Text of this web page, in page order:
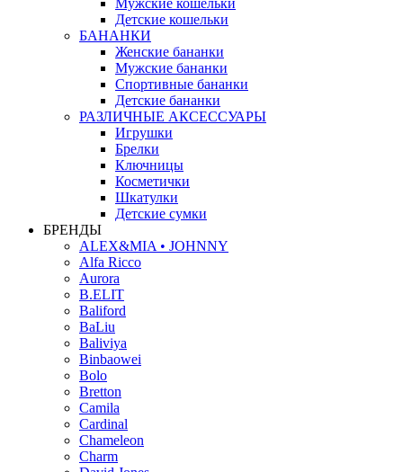
Мужские кошельки
Детские кошельки
БАНАНКИ
Женские бананки
Мужские бананки
Спортивные бананки
Детские бананки
РАЗЛИЧНЫЕ АКСЕССУАРЫ
Игрушки
Брелки
Ключницы
Косметички
Шкатулки
Детские сумки
БРЕНДЫ
ALEX&MIA • JOHNNY
Alfa Ricco
Aurora
B.ELIT
Baliford
BaLiu
Baliviya
Binbaowei
Bolo
Bretton
Camila
Cardinal
Chameleon
Charm